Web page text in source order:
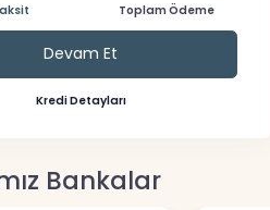
Toplam Ödeme
Devam Et
Kredi Detayları
Bankalar